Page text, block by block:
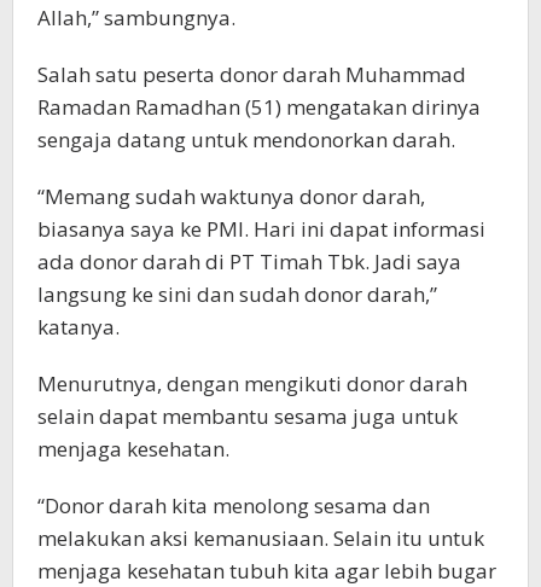
Allah,” sambungnya.
Salah satu peserta donor darah Muhammad
Ramadan Ramadhan (51) mengatakan dirinya
sengaja datang untuk mendonorkan darah.
“Memang sudah waktunya donor darah,
biasanya saya ke PMI. Hari ini dapat informasi
ada donor darah di PT Timah Tbk. Jadi saya
langsung ke sini dan sudah donor darah,”
katanya.
Menurutnya, dengan mengikuti donor darah
selain dapat membantu sesama juga untuk
menjaga kesehatan.
“Donor darah kita menolong sesama dan
melakukan aksi kemanusiaan. Selain itu untuk
menjaga kesehatan tubuh kita agar lebih bugar